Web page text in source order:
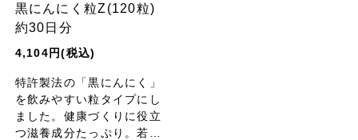
黒にんにく粒Z(120粒)
約30日分
4,104円(税込)
特許製法の「黒にんにく」
を飲みやすい粒タイプにし
ました。健康づくりに役立
つ滋養成分たっぷり。若々